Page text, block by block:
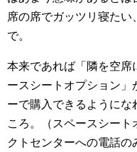
席の席でガッツリ寝た
で。
本来であれば「隣を空席
ースシートオプション」
ーで購入できるように
ころ。（スペースシー
クトセンターへの電話の